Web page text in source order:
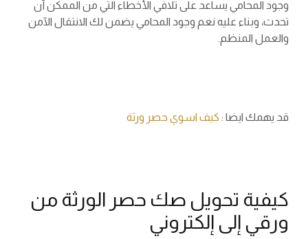
وجود المحامي يساعد على تلافي الأخطاء التي من الممكن أن
تحدث، وبناء عليه نعم وجود المحامي يضمن لك الانتقال الآمن
والعمل المنظم.
قد يهمك ايضا : كيف اسوي حصر ورثة
كيفية تحويل صك حصر الورثة من
ورقي إلى إلكتروني